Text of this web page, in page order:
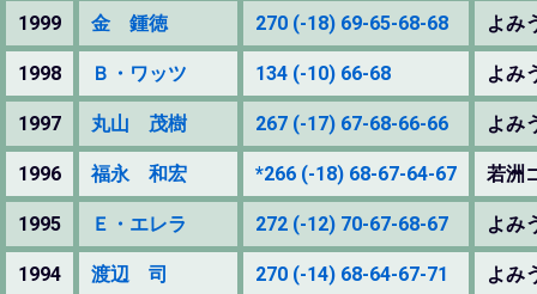
1999 金 鍾徳 270 (-18) 69-65-68-68 よみ
1998 Ｂ・ワッツ 134 (-10) 66-68 よみ
1997 丸山 茂樹 267 (-17) 67-68-66-66 よみ
1996 福永 和宏 *266 (-18) 68-67-64-67 若洲
1995 Ｅ・エレラ 272 (-12) 70-67-68-67 よみ
1994 渡辺 司 270 (-14) 68-64-67-71 よみ